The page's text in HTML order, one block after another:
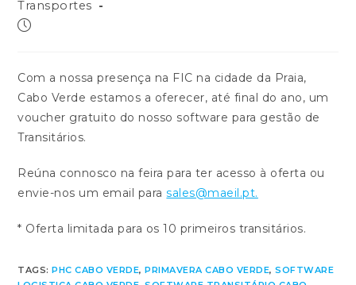
category:
Transportes
Post
Com a nossa presença na FIC na cidade da Praia,
Cabo Verde estamos a oferecer, até final do ano, um
voucher gratuito do nosso software para gestão de
Transitários.
Reúna connosco na feira para ter acesso à oferta ou
envie-nos um email parasales@maeil.pt.
* Oferta limitada para os 10 primeiros transitários.
TAGS:PHC CABO VERDE, PRIMAVERA CABO VERDE, SOFTWARE